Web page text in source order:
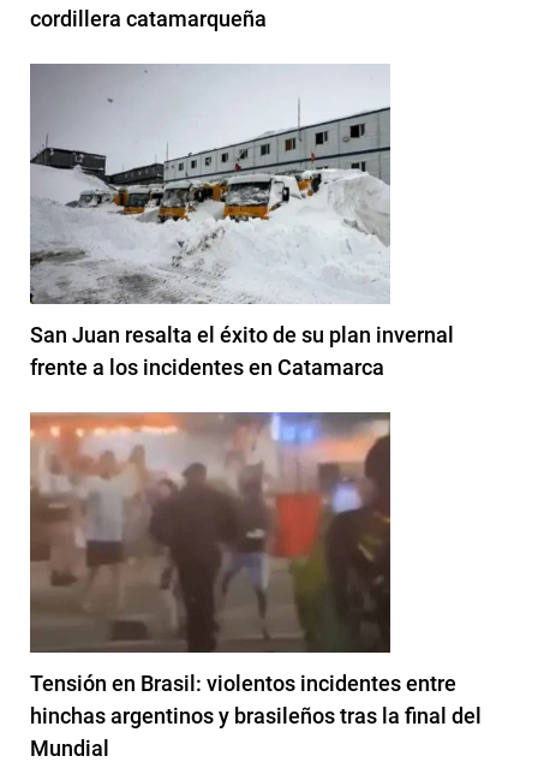
cordillera catamarqueña
San Juan resalta el éxito de su plan invernal
frente a los incidentes en Catamarca
Tensión en Brasil: violentos incidentes entre
hinchas argentinos y brasileños tras la final del
Mundial